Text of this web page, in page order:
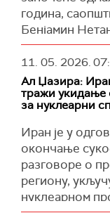
у Кан Јунису.
(Times of Israel)
година,
Бенјамин
разматра
подршке,
одговорио.
"Апсолутно. И
Доналду
Он је
смањи
односно
11. 05. 2026.
Ал Џазира:
тражи укидање
за нуклеарни
Иран је у
окончање
разговоре о
региону,
нуклеарном